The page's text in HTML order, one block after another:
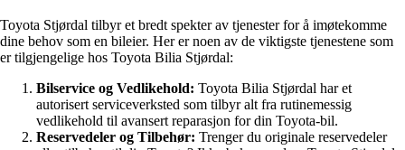
Toyota Stjørdal tilbyr et bredt spekter av tjenester for å imøtekomme
dine behov som en bileier. Her er noen av de viktigste tjenestene som
er tilgjengelige hos Toyota Bilia Stjørdal:
Bilservice og Vedlikehold: Toyota Bilia Stjørdal har et
autorisert serviceverksted som tilbyr alt fra rutinemessig
vedlikehold til avansert reparasjon for din Toyota-bil.
Reservedeler og Tilbehør: Trenger du originale reservedeler